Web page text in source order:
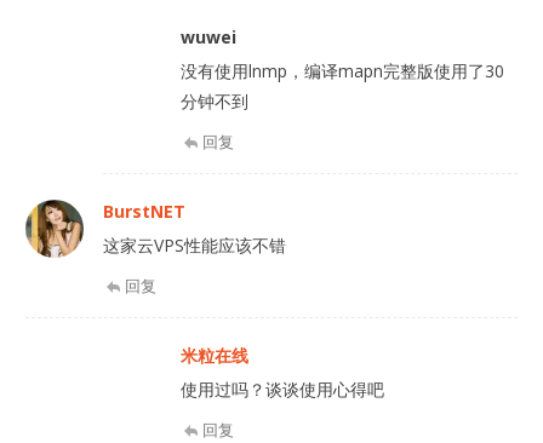
wuwei
没有使用lnmp，编译mapn完整版使用了30
分钟不到
回复
BurstNET
这家云VPS性能应该不错
回复
米粒在线
使用过吗？谈谈使用心得吧
回复